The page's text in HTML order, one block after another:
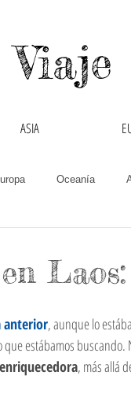
Viaje
ASIA
Oceanía
anterior, aunque lo
estábamos
, más allá